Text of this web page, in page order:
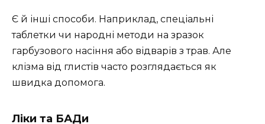
Є й інші способи. Наприклад, спеціальні
таблетки чи народні методи на зразок
гарбузового насіння або відварів з трав. Але
клізма від глистів часто розглядається як
швидка допомога.
Ліки та БАДи